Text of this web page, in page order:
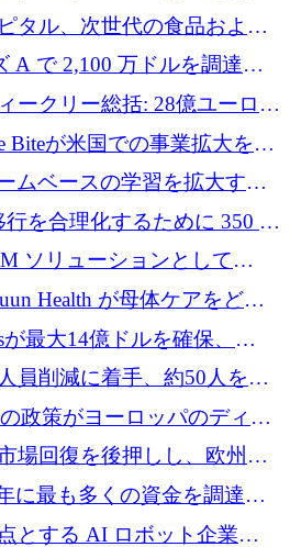
年を迎える
タル、次世代の食品および
ーのイノベーションを支援
A で 2,100 万ドルを調達、
界の最前線の労働者に提供
ークリー総括: 28億ユーロの
ライト
Biteが米国での事業拡大を加
万ユーロを調達
ムベースの学習を拡大する
ロの資金調達を完了
行を合理化するために 350 万
ソリューションとして
理由Health が母体ケアをどの
るか
最大14億ドルを確保、
米国IPOを申請、英国首相が
プ計画を発表
員削減に着手、約50人を解
政策がヨーロッパのディー
のように再構築しているか
場回復を後押しし、欧州の
は5月に105億ユーロに回復
に最も多くの資金を調達し
とする AI ロボット企業